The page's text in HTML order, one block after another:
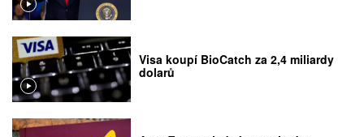
Visa koupí BioCatch za 2,4 miliardy
dolarů